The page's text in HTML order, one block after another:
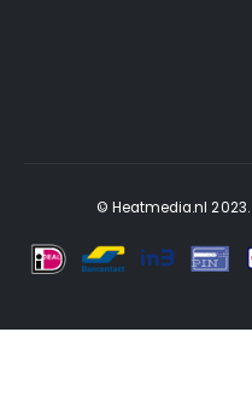
© Heatmedia.nl